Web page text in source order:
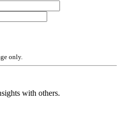
only.
with others.